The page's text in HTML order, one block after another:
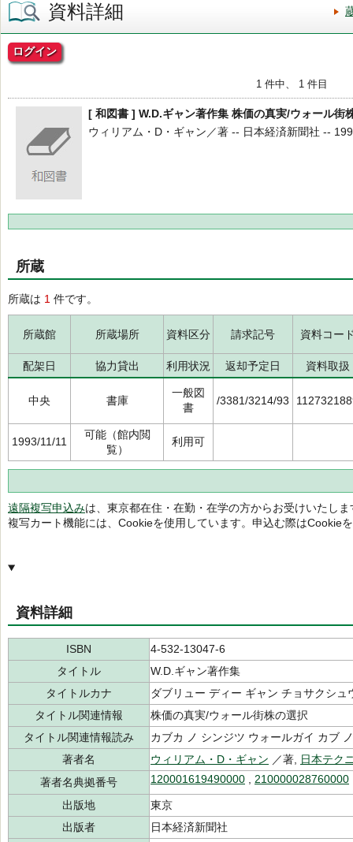
資料詳細
ログイン
1 件中、 1 件目
[ 和図書 ] W.D.ギャン著作集 株価の真実/ウォール街
ウィリアム・D・ギャン／著 -- 日本経済新聞社 --
所蔵
所蔵は 1 件です。
所蔵館 所蔵場所 資料区分 請求記号 資料コー
配架日 協力貸出 利用状況 返却予定日 資料取扱
中央 書庫
一般図
書
/3381/3214/93
1993/11/11
可能（館内閲
覧）
利用可
遠隔複写申込みは、東京都在住・在勤・在学の方からお受けいたしま
複写カート機能には、Cookieを使用しています。申込む際はCookie
資料詳細
ISBN
4-532-13047-6
タイトル
W.D.ギャン著作集
タイトルカナ
ダブリュー ディー ギャン チョサクシュ
タイトル関連情報
株価の真実/ウォール街株の選択
タイトル関連情報読み
カブカ ノ シンジツ ウォールガイ カブ
著者名
ウィリアム・D・ギャン ／著,
日本テク
著者名典拠番号
120001619490000 210000028760000
出版地
東京
出版者
日本経済新聞社